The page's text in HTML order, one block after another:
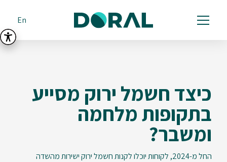
En
כיצד חשמל ירוק מסייע
בתקופות מלחמה
ומשבר?
החל מ-2024, לקוחות יוכלו לקנות חשמל ירוק ישירות מהשדה